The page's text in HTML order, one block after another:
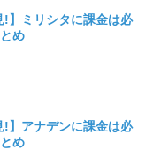
!】ミリシタに課金は必
め
!】アナデンに課金は必
め